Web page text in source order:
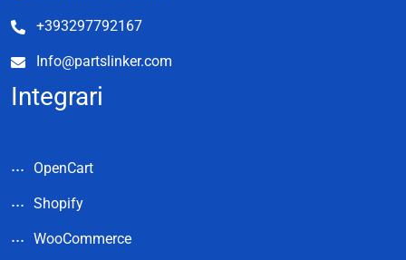
+393297792167
Info@partslinker.com
Integrari
OpenCart
Shopify
WooCommerce